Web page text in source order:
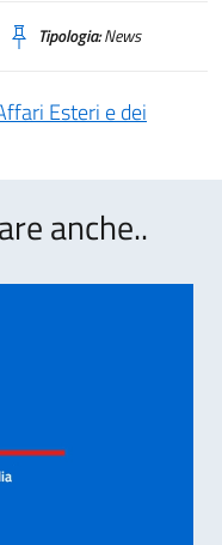
Tipologia:News
Esteri e dei
anche..